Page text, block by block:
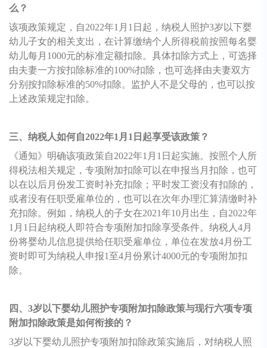
么？
该项政策规定，自2022年1月1日起，纳税人照护3岁以下婴
幼儿子女的相关支出，在计算缴纳个人所得税前按照每名婴
幼儿每月1000元的标准定额扣除。具体扣除方式上，可选择
由夫妻一方按扣除标准的100%扣除，也可选择由夫妻双方
分别按扣除标准的50%扣除。监护人不是父母的，也可以按
上述政策规定扣除。
三、纳税人如何自2022年1月1日起享受该政策？
《通知》明确该项政策自2022年1月1日起实施。按照个人所
得税法相关规定，专项附加扣除可以在申报当月扣除，也可
以在以后月份发工资时补充扣除；平时发工资没有扣除的，
或者没有任职受雇单位的，也可以在次年办理汇算清缴时补
充扣除。例如，纳税人的子女在2021年10月出生，自2022年
1月1日起纳税人即符合专项附加扣除享受条件。纳税人4月
份将婴幼儿信息提供给任职受雇单位，单位在发放4月份工
资时即可为纳税人申报1至4月份累计4000元的专项附加扣
除。
四、3岁以下婴幼儿照护专项附加扣除政策与现行六项专项
附加扣除政策是如何衔接的？
3岁以下婴幼儿照护专项附加扣除政策实施后，对纳税人照